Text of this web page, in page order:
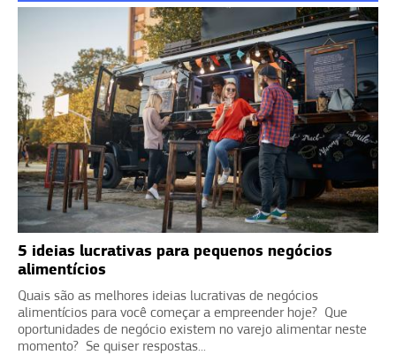
5 ideias lucrativas para pequenos negócios
alimentícios
Quais são as melhores ideias lucrativas de negócios
alimentícios para você começar a empreender hoje? Que
oportunidades de negócio existem no varejo alimentar neste
momento? Se quiser respostas...